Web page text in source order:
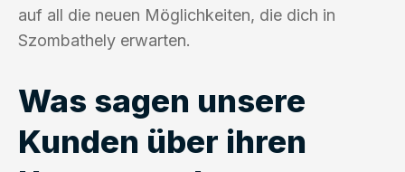
auf all die neuen Möglichkeiten, die dich in
Szombathely erwarten.
Was sagen unsere
Kunden über ihren